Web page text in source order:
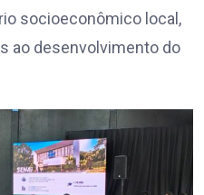
socioeconômico local,
ao desenvolvimento do